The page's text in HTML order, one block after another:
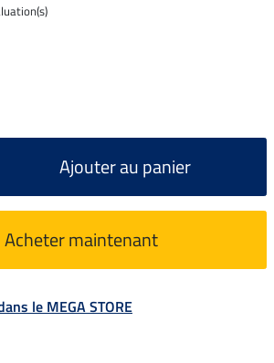
Ajouter au panier
Acheter maintenant
le MEGA STORE